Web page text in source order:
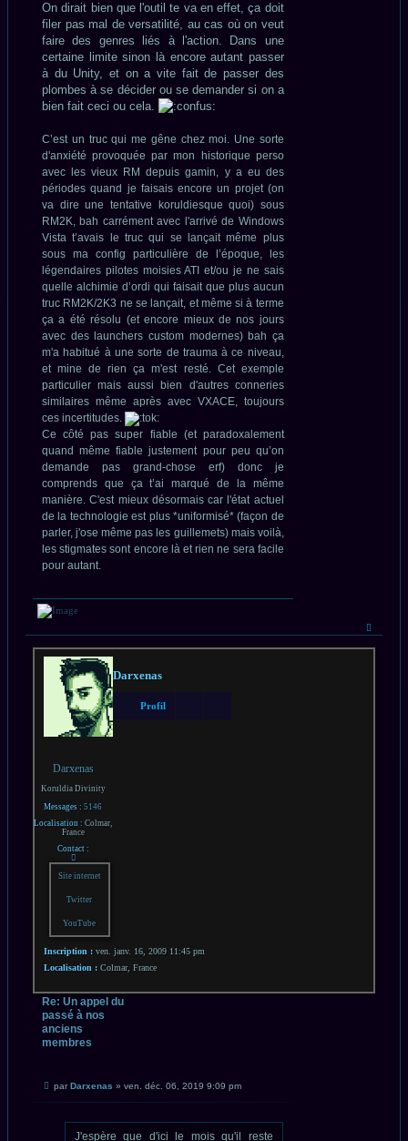
On dirait bien que l'outil te va en effet, ça doit
filer pas mal de versatilité, au cas où on veut
faire des genres liés à l'action. Dans une
certaine limite sinon là encore autant passer
à du Unity, et on a vite fait de passer des
plombes à se décider ou se demander si on a
bien fait ceci ou cela.
C’est un truc qui me gêne chez moi. Une sorte
d'anxiété provoquée par mon historique perso
avec les vieux RM depuis gamin, y a eu des
périodes quand je faisais encore un projet (on
va dire une tentative koruldiesque quoi) sous
RM2K, bah carrément avec l'arrivé de Windows
Vista t’avais le truc qui se lançait même plus
sous ma config particulière de l’époque, les
légendaires pilotes moisies ATI et/ou je ne sais
quelle alchimie d’ordi qui faisait que plus aucun
truc RM2K/2K3 ne se lançait, et même si à terme
ça a été résolu (et encore mieux de nos jours
avec des launchers custom modernes) bah ça
m'a habitué à une sorte de trauma à ce niveau,
et mine de rien ça m'est resté. Cet exemple
particulier mais aussi bien d'autres conneries
similaires même après avec VXACE, toujours
ces incertitudes.
Ce côté pas super fiable (et paradoxalement
quand même fiable justement pour peu qu’on
demande pas grand-chose erf) donc je
comprends que ça t’ai marqué de la même
manière. C'est mieux désormais car l'état actuel
de la technologie est plus *uniformisé* (façon de
parler, j'ose même pas les guillemets) mais voilà,
les stigmates sont encore là et rien ne sera facile
pour autant.
Darxenas
Koruldia Divinity
Messages : 5146
Localisation : Colmar,
France
Contact :
Darxenas
Site internet
Twitter
YouTube
Darxenas
Profil
Inscription : ven. janv. 16, 2009 11:45 pm
Localisation : Colmar, France
Re: Un appel du
passé à nos
anciens
membres
Message
parDarxenas » ven. déc. 06, 2019 9:09 pm
J'espère que d'ici le mois qu'il reste